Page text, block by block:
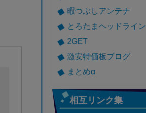
暇つぶしアンテナ
とろたまヘッドライン
2GET
激安特価板ブログ
まとめα
相互リンク集